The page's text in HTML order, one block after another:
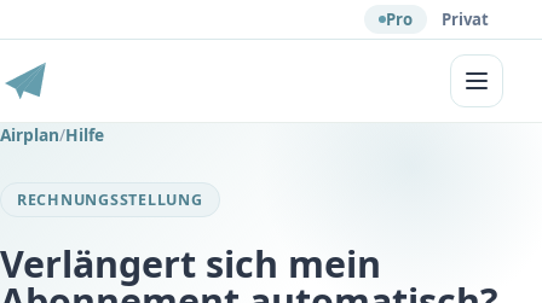
Pro Privat
Menü
Airplan/Hilfe
RECHNUNGSSTELLUNG
Verlängert sich mein